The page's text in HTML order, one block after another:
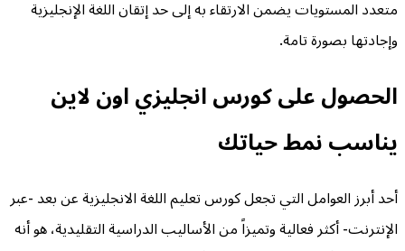
متعدد المستويات يضمن الارتقاء به إلى حد إتقان اللغة الإنجليزية
وإجادتها بصورة تامة.
الحصول على كورس انجليزي اون لاين
يناسب نمط حياتك
أحد أبرز العوامل التي تجعل كورس تعليم اللغة الانجليزية عن بعد -عبر
الإنترنت- أكثر فعالية وتميزاً من الأساليب الدراسية التقليدية، هو أنه